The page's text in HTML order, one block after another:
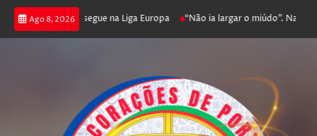
Ago 8, 2026
poker e prossegue na Liga Europa “Não ia largar o miúdo”. Nadador-